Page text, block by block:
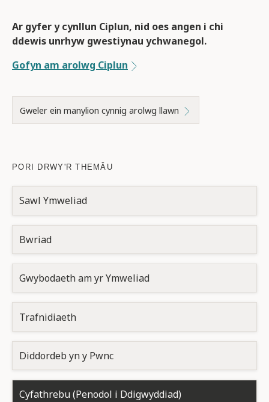
PORI DRWY'R THEMÂU
Sawl Ymweliad
Bwriad
Gwybodaeth am yr Ymweliad
Trafnidiaeth
Diddordeb yn y Pwnc
Cyfathrebu (Penodol i Ddigwyddiad)
Ar gyfer y cynllun Ciplun, nid oes angen i chi
ddewis unrhyw gwestiynau ychwanegol.
Gofyn am arolwg Ciplun
Gweler ein manylion cynnig arolwg llawn